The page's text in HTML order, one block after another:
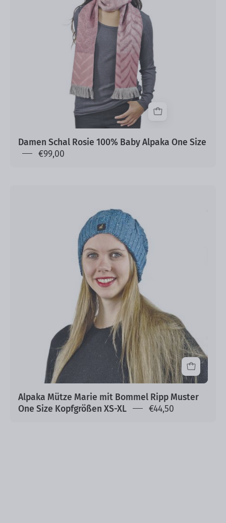
Alpaka
One
Size
Damen Schal Rosie 100% Baby Alpaka One Size
€99,00
Mütze
Marie
mit
Bommel
Ripp
Muster
One
Size
Kopfgrößen
XS-
XL
Alpaka Mütze Marie mit Bommel Ripp Muster
One Size Kopfgrößen XS-XL
€44,50